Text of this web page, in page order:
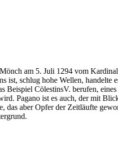
am 5. Juli 1294 vom
schlug hohe Wellen, handelte
CölestinsV. berufen,
Pagano ist es auch, der mit
aber Opfer der Zeitläufte